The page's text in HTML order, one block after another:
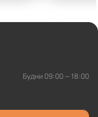
Будни 09:00 — 18:00